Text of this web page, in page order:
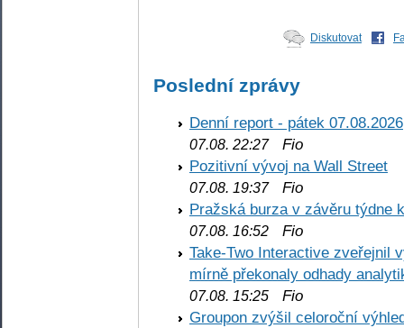
Diskutovat
Poslední zprávy
Denní report - pátek 07.08.2026
07.08. 22:27Fio
Pozitivní vývoj na Wall Street
07.08. 19:37Fio
Pražská burza v závěru týdne
07.08. 16:52 Fio
Take-Two Interactive zveřejnil
mírně překonaly odhady
07.08. 15:25 Fio
Groupon zvýšil celoroční